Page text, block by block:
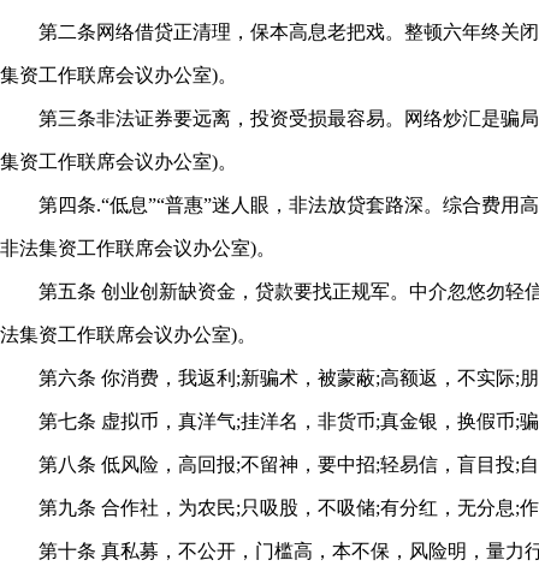
第二条网络借贷正清理，保本高息老把戏。整顿六年终关闭
集资工作联席会议办公室)。
第三条非法证券要远离，投资受损最容易。网络炒汇是骗局
集资工作联席会议办公室)。
第四条.“低息”“普惠”迷人眼，非法放贷套路深。综合费用
非法集资工作联席会议办公室)。
第五条 创业创新缺资金，贷款要找正规军。中介忽悠勿轻
法集资工作联席会议办公室)。
第六条 你消费，我返利;新骗术，被蒙蔽;高额返，不实际;
第七条 虚拟币，真洋气;挂洋名，非货币;真金银，换假币;
第八条 低风险，高回报;不留神，要中招;轻易信，盲目投;
第九条 合作社，为农民;只吸股，不吸储;有分红，无分息;
第十条 真私募，不公开，门槛高，本不保，风险明，量力